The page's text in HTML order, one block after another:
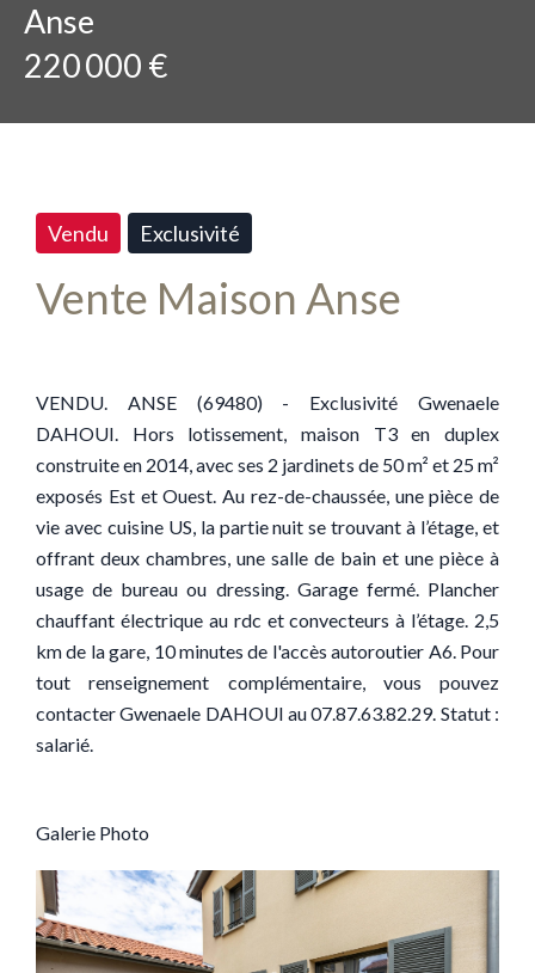
Anse
220 000 €
Vendu Exclusivité
Vente Maison Anse
VENDU. ANSE (69480) - Exclusivité Gwenaele
DAHOUI. Hors lotissement, maison T3 en duplex
construite en 2014, avec ses 2 jardinets de 50 m² et 25 m²
exposés Est et Ouest. Au rez-de-chaussée, une pièce de
vie avec cuisine US, la partie nuit se trouvant à l’étage, et
offrant deux chambres, une salle de bain et une pièce à
usage de bureau ou dressing. Garage fermé. Plancher
chauffant électrique au rdc et convecteurs à l’étage. 2,5
km de la gare, 10 minutes de l'accès autoroutier A6. Pour
tout renseignement complémentaire, vous pouvez
contacter Gwenaele DAHOUI au 07.87.63.82.29. Statut :
salarié.
Galerie Photo